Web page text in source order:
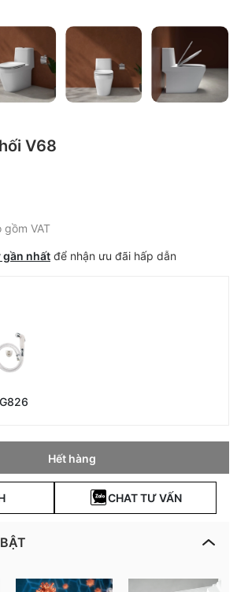
V68
gồm VAT
gần nhất để nhận ưu đãi hấp dẫn
Hết hàng
CHAT TƯ VẤN